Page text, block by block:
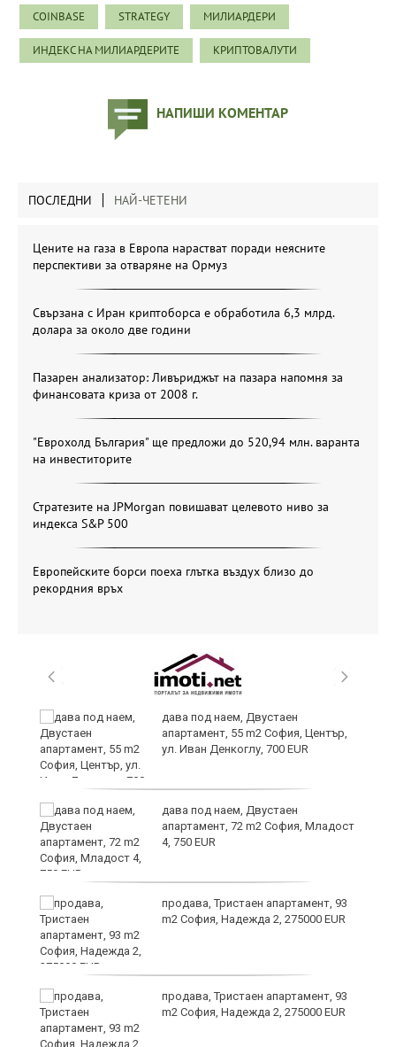
COINBASE STRATEGY МИЛИАРДЕРИ
ИНДЕКС НА МИЛИАРДЕРИТЕ КРИПТОВАЛУТИ
НАПИШИ КОМЕНТАР
ПОСЛЕДНИ НАЙ-ЧЕТЕНИ
Цените на газа в Европа нарастват поради неясните
перспективи за отваряне на Ормуз
Свързана с Иран криптоборса е обработила 6,3 млрд.
долара за около две години
Пазарен анализатор: Ливъриджът на пазара напомня за
финансовата криза от 2008 г.
"Еврохолд България" ще предложи до 520,94 млн. варанта
на инвеститорите
Стратезите на JPMorgan повишават целевото ниво за
индекса S&P 500
Европейските борси поеха глътка въздух близо до
рекордния връх
дава под наем, Двустаен
апартамент, 55 m2 София, Център,
ул. Иван Денкоглу, 700 EUR
дава под наем, Двустаен
апартамент, 72 m2 София, Младост
4, 750 EUR
продава, Тристаен апартамент, 93
m2 София, Надежда 2, 275000 EUR
продава, Тристаен апартамент, 93
m2 София, Надежда 2, 275000 EUR